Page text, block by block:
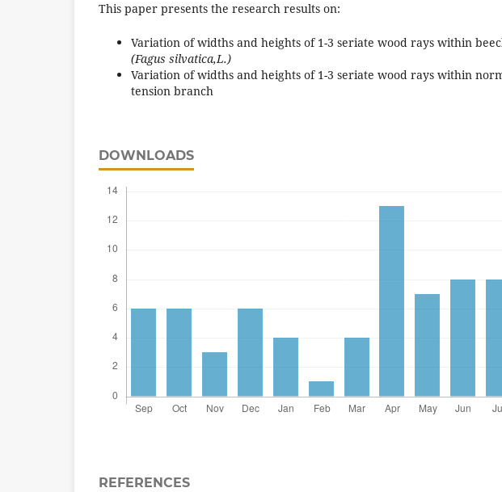
This paper presents the research results on:
Variation of widths and heights of 1-3 seriate wood rays within
(Fagus silvatica,L.)
Variation of widths and heights of 1-3 seriate wood rays within
tension branch
DOWNLOADS
REFERENCES